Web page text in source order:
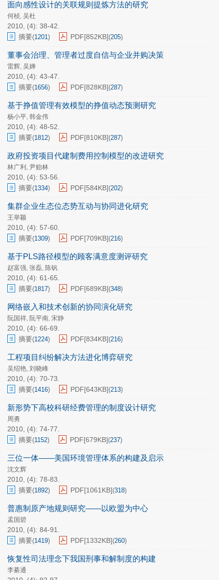
面向感性设计的关联规则提炼方法的研究
何桢, 吴杜
2010, (4): 38-42.
摘要(1201) PDF[852KB](205)
董事会治理、管理者过度自信与企业并购决策
雷辉, 吴婵
2010, (4): 43-47.
摘要(1656) PDF[828KB](287)
基于挣值管理有效模型的挣值动态预测研究
杨小平, 韩金伟
2010, (4): 48-52.
摘要(1812) PDF[810KB](287)
政府投资项目代建制费用控制模型的改进研究
林广利 , 尹贻林
2010, (4): 53-56.
摘要(1334) PDF[584KB](202)
集群企业生态位态势互动与协同进化研究
王举颖
2010, (4): 57-60.
摘要(1309) PDF[709KB](216)
基于PLS路径模型的顾客满意度测评研究
赵富强, 张磊, 陈钒
2010, (4): 61-65.
摘要(1817) PDF[689KB](348)
网络嵌入和技术创新的协同演化研究
阮国祥, 阮平南, 宋静
2010, (4): 66-69.
摘要(1224) PDF[834KB](216)
工程项目纠纷解决方法进化博弈研究
吴绍艳, 刘晓峰
2010, (4): 70-73.
摘要(1416) PDF[643KB](213)
新形势下高校科研经费管理的制度设计研究
周勇
2010, (4): 74-77.
摘要(1152) PDF[679KB](237)
三位一体——美国环境管理体系的构建及启示
沈文辉
2010, (4): 78-83.
摘要(1892) PDF[1061KB](318)
普惠制原产地规则研究——以欧盟为中心
孟国碧
2010, (4): 84-91.
摘要(1419) PDF[1332KB](260)
恢复性司法理念下我国刑事和解制度的构建
李綦通